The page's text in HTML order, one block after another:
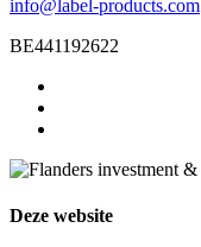
info@label-products.com
BE441192622
Deze website